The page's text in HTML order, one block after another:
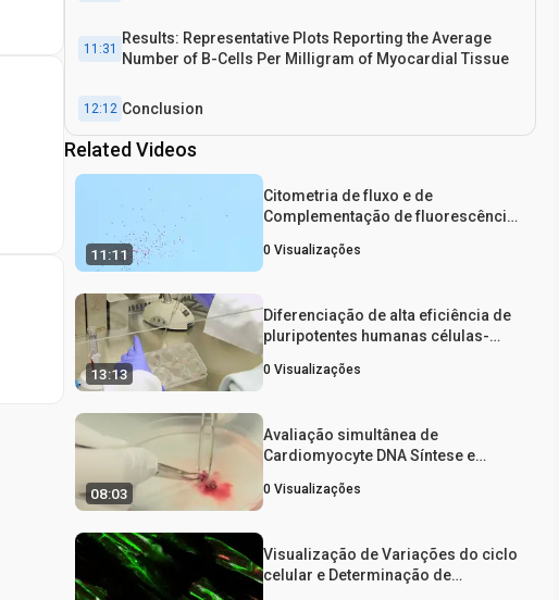
11:31
Results: Representative Plots Reporting the Average
Number of B-Cells Per Milligram of Myocardial Tissue
12:12 Conclusion
Related Videos
11:11
Citometria de fluxo e de
Complementação de fluorescência
transferência método quantitativo
0 Visualizações
13:13
Diferenciação de alta eficiência de
pluripotentes humanas células-
Caracterização por citometria de
0 Visualizações
08:03
Avaliação simultânea de
Cardiomyocyte DNA Síntese e
Quantificação dos cardiomiócitos
0 Visualizações
Visualização de Variações do ciclo
celular e Determinação de